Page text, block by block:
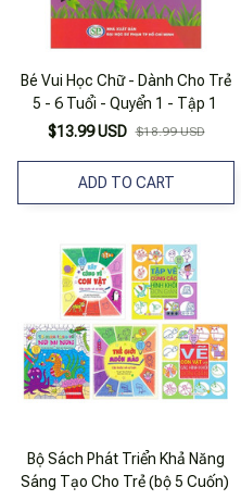
Bé Vui Học Chữ - Dành Cho Trẻ
5 - 6 Tuổi - Quyển 1 - Tập 1
$13.99 USD $18.99 USD
ADD TO CART
Bộ Sách Phát Triển Khả Năng
Sáng Tạo Cho Trẻ (bộ 5 Cuốn)